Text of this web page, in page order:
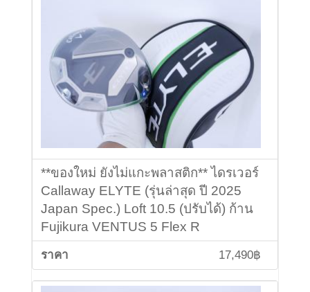
**ของใหม่ ยังไม่แกะพลาสติก** ไดรเวอร์
Callaway ELYTE (รุ่นล่าสุด ปี 2025
Japan Spec.) Loft 10.5 (ปรับได้) ก้าน
Fujikura VENTUS 5 Flex R
17,490฿